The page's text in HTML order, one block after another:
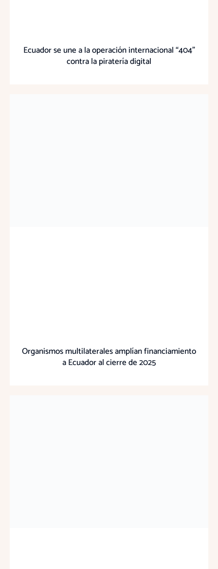
Ecuador se une a la operación internacional “404”
contra la piratería digital
Organismos multilaterales amplían financiamiento
a Ecuador al cierre de 2025